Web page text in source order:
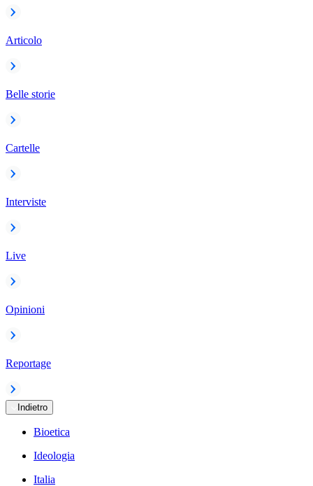
Articolo
Belle storie
Cartelle
Interviste
Live
Opinioni
Reportage
Indietro
Bioetica
Ideologia
Italia